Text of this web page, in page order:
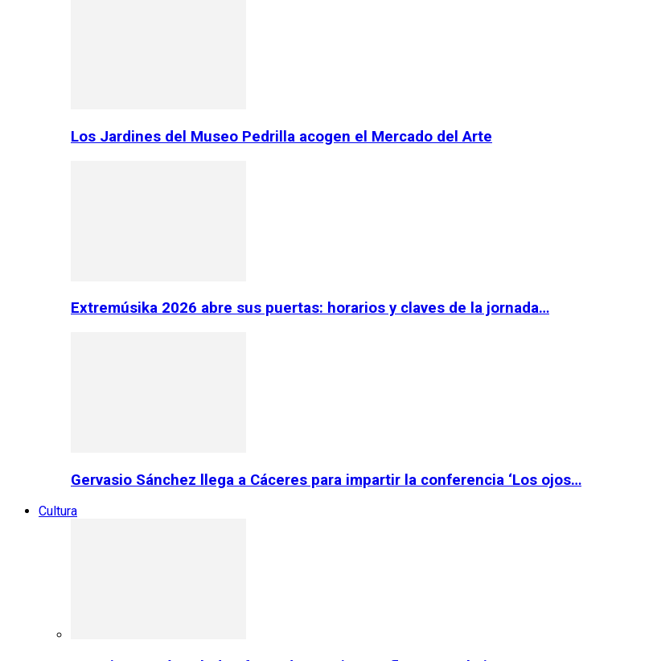
Los Jardines del Museo Pedrilla acogen el Mercado del Arte
Extremúsika 2026 abre sus puertas: horarios y claves de la jornada…
Gervasio Sánchez llega a Cáceres para impartir la conferencia ‘Los ojos…
Cultura